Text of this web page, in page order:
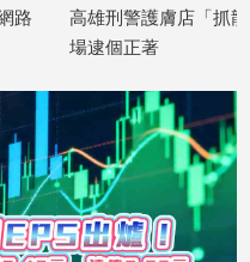
路
高雄刑警護膚店「抓
場逮個正著